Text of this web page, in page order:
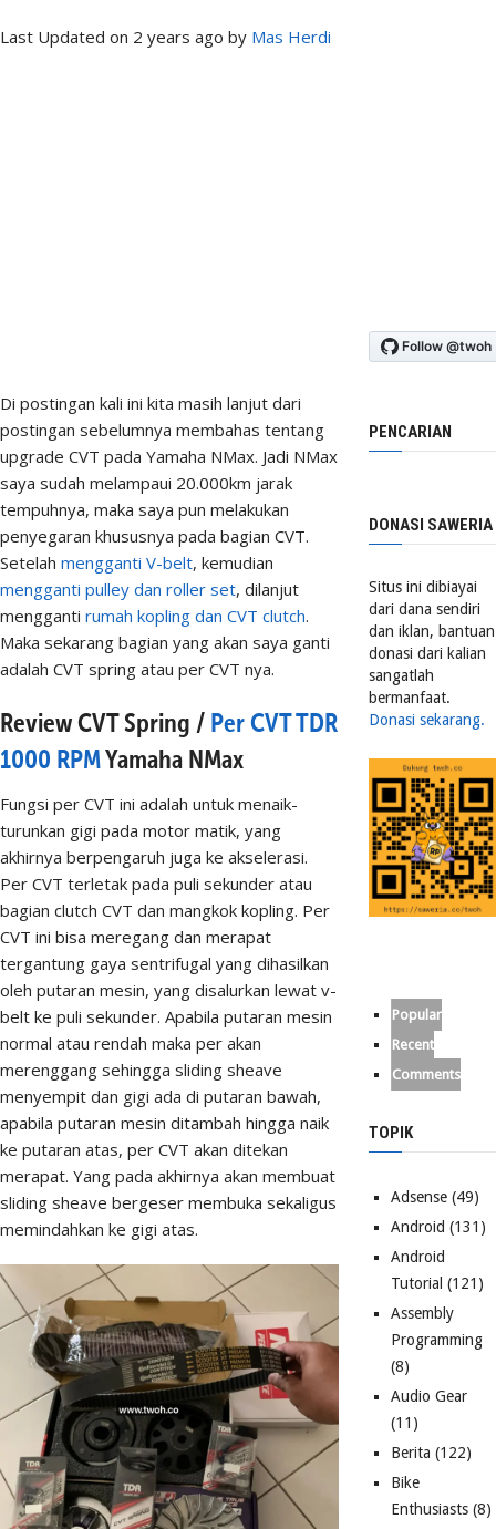
Last Updated on 2 years ago by Mas Herdi
Di postingan kali ini kita masih lanjut dari
postingan sebelumnya membahas tentang
upgrade CVT pada Yamaha NMax. Jadi NMax
saya sudah melampaui 20.000km jarak
tempuhnya, maka saya pun melakukan
penyegaran khususnya pada bagian CVT.
Setelah mengganti V-belt, kemudian
mengganti pulley dan roller set, dilanjut
mengganti rumah kopling dan CVT clutch.
Maka sekarang bagian yang akan saya ganti
adalah CVT spring atau per CVT nya.
Review CVT Spring / Per CVT TDR
1000 RPMYamaha NMax
Fungsi per CVT ini adalah untuk menaik-
turunkan gigi pada motor matik, yang
akhirnya berpengaruh juga ke akselerasi.
Per CVT terletak pada puli sekunder atau
bagian clutch CVT dan mangkok kopling. Per
CVT ini bisa meregang dan merapat
tergantung gaya sentrifugal yang dihasilkan
oleh putaran mesin, yang disalurkan lewat v-
belt ke puli sekunder. Apabila putaran mesin
normal atau rendah maka per akan
merenggang sehingga sliding sheave
menyempit dan gigi ada di putaran bawah,
apabila putaran mesin ditambah hingga naik
ke putaran atas, per CVT akan ditekan
merapat. Yang pada akhirnya akan membuat
sliding sheave bergeser membuka sekaligus
memindahkan ke gigi atas.
PENCARIAN
DONASI SAWERIA
Situs ini dibiayai
dari dana sendiri
dan iklan, bantuan
donasi dari kalian
sangatlah
bermanfaat.
Donasi sekarang.
Popular
Recent
Comments
TOPIK
Adsense (49)
Android (131)
Android
Tutorial (121)
Assembly
Programming
(8)
Audio Gear
(11)
Berita (122)
Bike
Enthusiasts (8)